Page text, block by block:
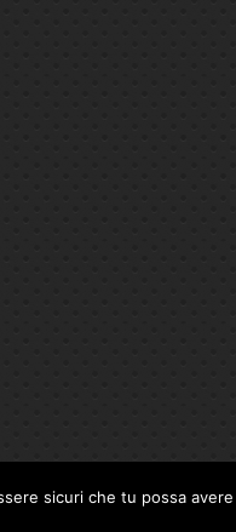
sicuri che tu possa